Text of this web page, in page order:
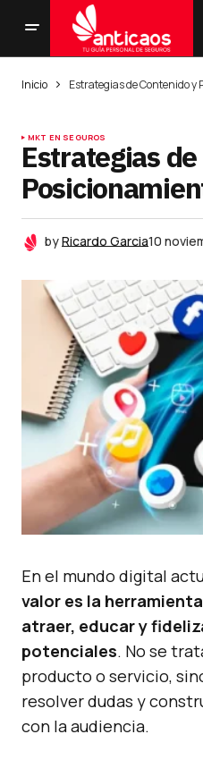
Inicio Estrategias de Contenido y
MKT EN SEGUROS
Estrategias
byRicardo Garcia10
En el mundo digital
valor es la
atraer, educar y
potenciales. No se
producto o servicio,
resolver dudas y
con la audiencia.